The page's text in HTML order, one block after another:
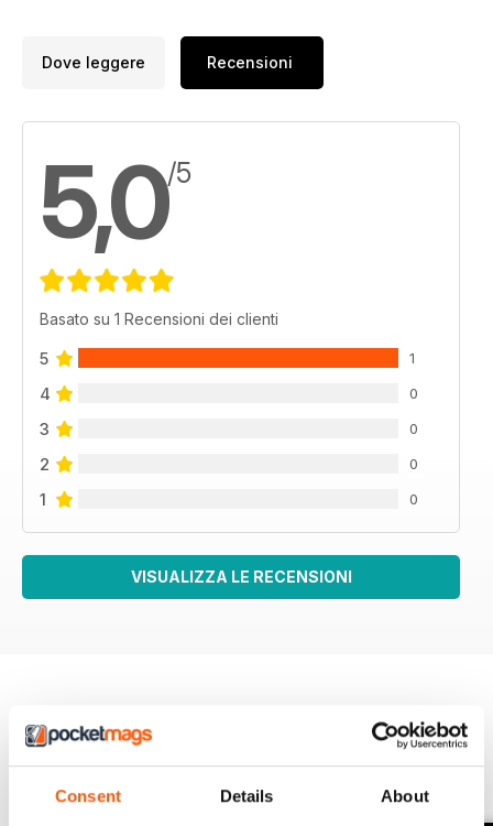
Consent Details About
Dove leggere Recensioni
5,0/5
Basato su 1 Recensioni dei clienti
5 1
4 0
3 0
2 0
1 0
VISUALIZZA LE RECENSIONI
EDIZIONI INDIETRO Visualizza tutti